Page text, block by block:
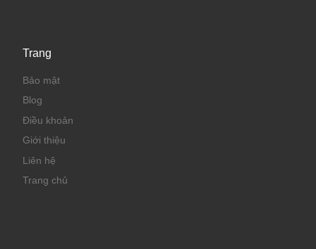
Trang
Bảo mật
Blog
Điều khoản
Giới thiệu
Liên hệ
Trang chủ